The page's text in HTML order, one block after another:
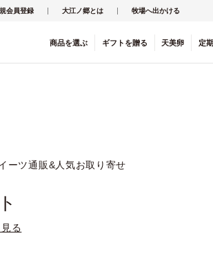
会員登録 大江ノ郷とは 牧場へ出かける
商品を選ぶ ギフト を贈る 天美卵 定
ーツ通販&人気お取り寄せ
る